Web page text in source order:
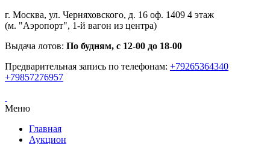
г. Москва, ул. Черняховского, д. 16 оф. 1409 4 этаж
(м. "Аэропорт", 1-й вагон из центра)
Выдача лотов: По будням, с 12-00 до 18-00
Предварительная запись по телефонам: +79265364340
+79857276957
Меню
Главная
Аукцион